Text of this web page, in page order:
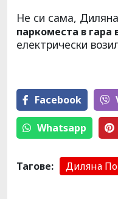
Не си сама,
паркоместа в гара
електрически
Facebook
Whatsapp
Тагове: Диляна